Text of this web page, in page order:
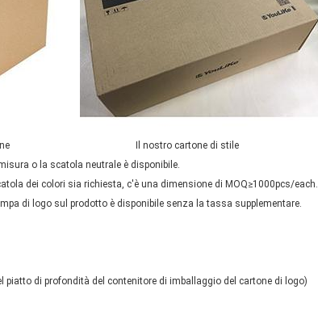
cartone Il nostro cartone di stile
o la scatola neutrale è disponibile.
colori sia richiesta, c'è una dimensione di MOQ≥1000pcs/each.
logo sul prodotto è disponibile senza la tassa supplementare.
piatto di profondità del contenitore di imballaggio del cartone di logo)